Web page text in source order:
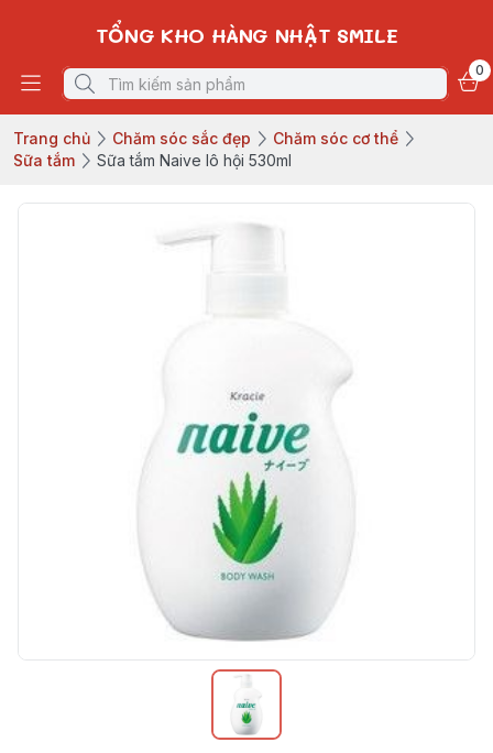
TỔNG KHO HÀNG NHẬT SMILE
0
Trang chủ Chăm sóc sắc đẹp
Chăm sóc cơ thể
Sữa tắm
Sữa tắm Naive lô hội 530ml